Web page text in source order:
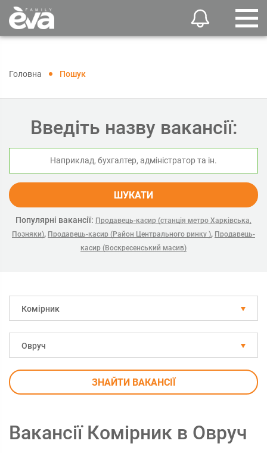
Головна Пошук
Введіть назву вакансії:
ШУКАТИ
Популярні вакансії: Продавець-касир (станція метро Харківська,
Позняки), Продавець-касир (Район Центрального ринку ), Продавець-
касир (Воскресенський масив)
Комірник
Овруч
ЗНАЙТИ ВАКАНСІЇ
Вакансії Комірник в Овруч